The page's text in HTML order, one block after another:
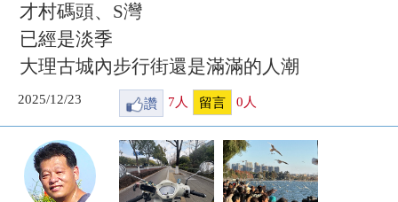
才村碼頭、S灣
已經是淡季
大理古城內步行街還是滿滿的人潮
2025/12/23 讚 7 人 留言 0 人